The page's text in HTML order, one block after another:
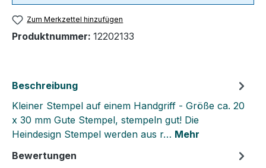
Zum Merkzettel hinzufügen
Produktnummer: 12202133
Beschreibung
Kleiner Stempel auf einem Handgriff - Größe ca. 20
x 30 mm Gute Stempel, stempeln gut! Die
Heindesign Stempel werden aus r… Mehr
Bewertungen